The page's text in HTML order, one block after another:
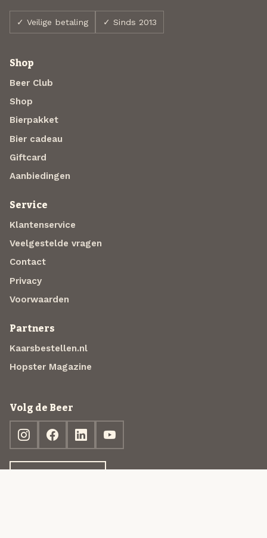
✓ Veilige betaling ✓ Sinds 2013
Shop
Beer Club
Shop
Bierpakket
Bier cadeau
Giftcard
Aanbiedingen
Service
Klantenservice
Veelgestelde vragen
Contact
Privacy
Voorwaarden
Partners
Kaarsbestellen.nl
Hopster Magazine
Volg de Beer